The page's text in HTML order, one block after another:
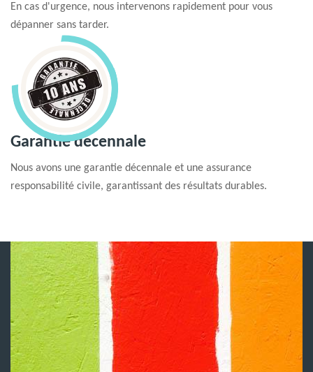
En cas d'urgence, nous intervenons rapidement pour vous
dépanner sans tarder.
Garantie decennale
Nous avons une garantie décennale et une assurance
responsabilité civile, garantissant des résultats durables.